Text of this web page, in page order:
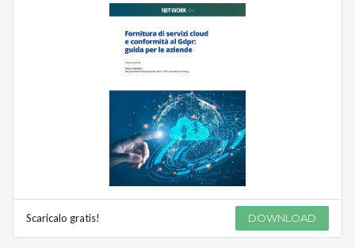
Scaricalo gratis! DOWNLOAD